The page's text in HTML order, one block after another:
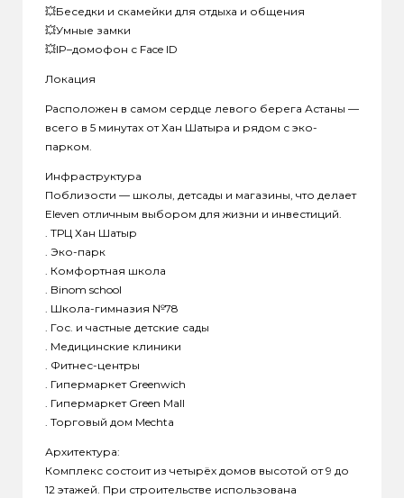
💥Беседки и скамейки для отдыха и общения
💥Умные замки
💥IP–домофон с Face ID
Локация
Расположен в самом сердце левого берега Астаны —
всего в 5 минутах от Хан Шатыра и рядом с эко-
парком.
Инфраструктура
Поблизости — школы, детсады и магазины, что делает
Eleven отличным выбором для жизни и инвестиций.
. ТРЦ Хан Шатыр
. Эко-парк
. Комфортная школа
. Binom school
. Школа-гимназия №78
. Гос. и частные детские сады
. Медицинские клиники
. Фитнес-центры
. Гипермаркет Greenwich
. Гипермаркет Green Mall
. Торговый дом Mechta
Архитектура:
Комплекс состоит из четырёх домов высотой от 9 до
12 этажей. При строительстве использована